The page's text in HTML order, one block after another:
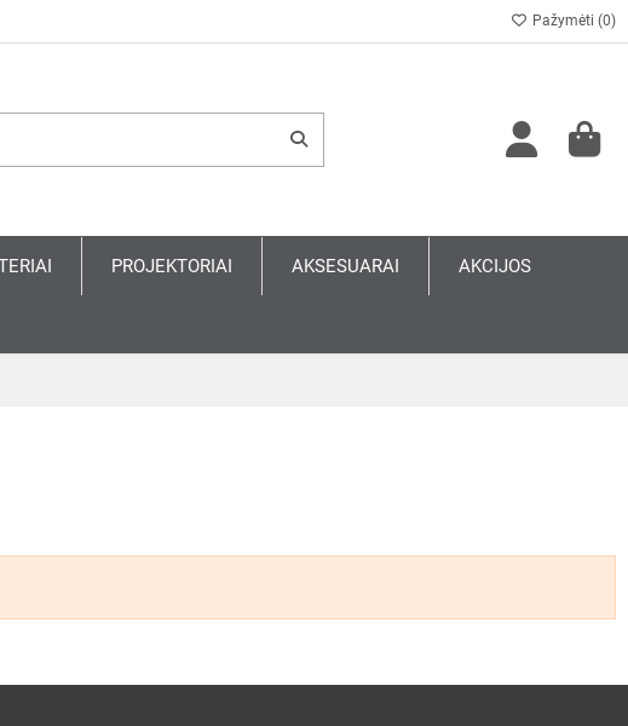
Pažymėti (0)
PROJEKTORIAI AKSESUARAI AKCIJOS